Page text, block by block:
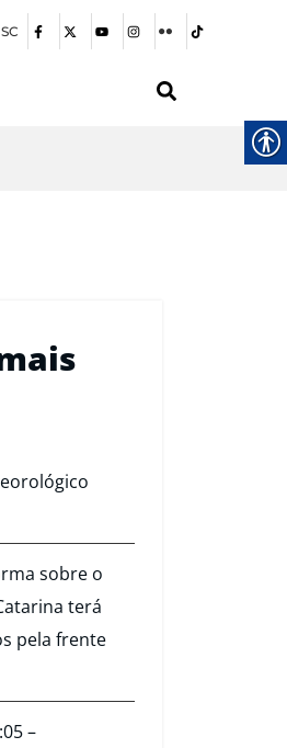
sobre o
terá
pela frente
–